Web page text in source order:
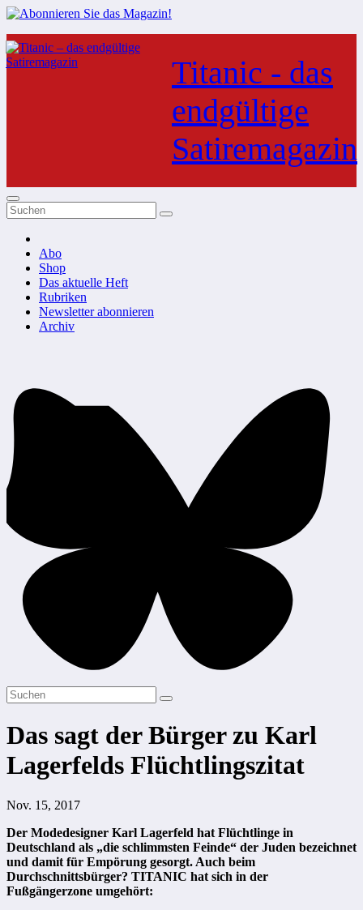
Zum
Inhalt
springen
Titanic - das
endgültige
Satiremagazin
Abo
Shop
Das aktuelle Heft
Rubriken
Newsletter abonnieren
Archiv
Das sagt der Bürger zu Karl
Lagerfelds Flüchtlingszitat
Nov. 15, 2017
Der Modedesigner Karl Lagerfeld hat Flüchtlinge in
Deutschland als „die schlimmsten Feinde“ der Juden bezeichnet
und damit für Empörung gesorgt. Auch beim
Durchschnittsbürger? TITANIC hat sich in der
Fußgängerzone umgehört: